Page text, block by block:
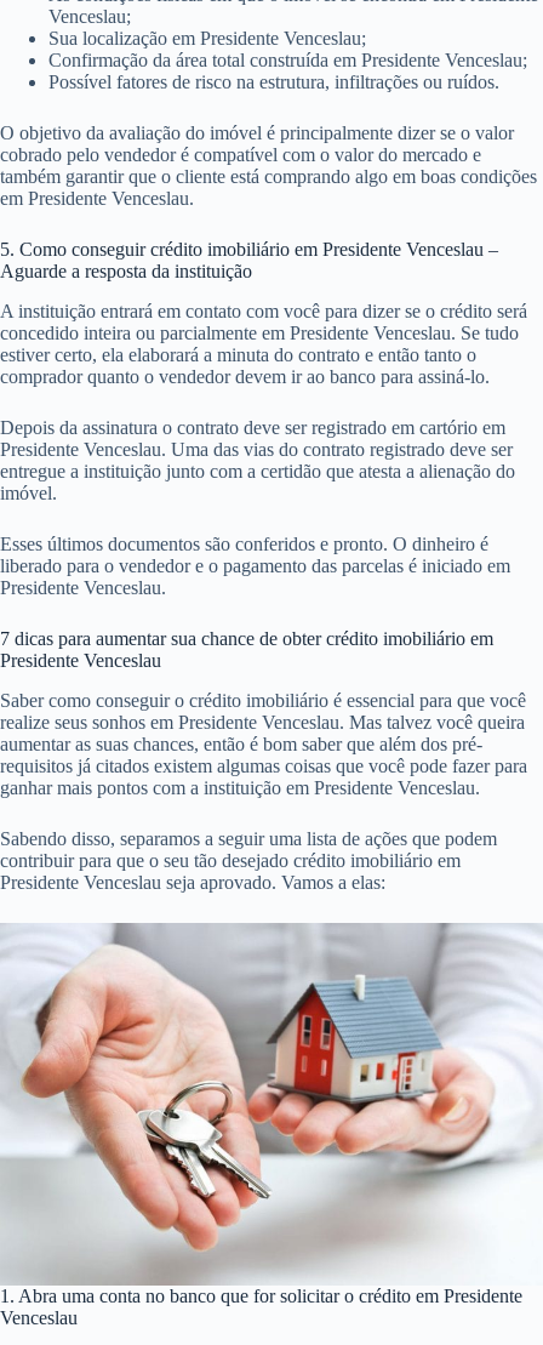
Venceslau;
Sua localização em Presidente Venceslau;
Confirmação da área total construída em Presidente Venceslau;
Possível fatores de risco na estrutura, infiltrações ou ruídos.
O objetivo da avaliação do imóvel é principalmente dizer se o valor
cobrado pelo vendedor é compatível com o valor do mercado e
também garantir que o cliente está comprando algo em boas condições
em Presidente Venceslau.
5. Como conseguir crédito imobiliário em Presidente Venceslau –
Aguarde a resposta da instituição
A instituição entrará em contato com você para dizer se o crédito será
concedido inteira ou parcialmente em Presidente Venceslau. Se tudo
estiver certo, ela elaborará a minuta do contrato e então tanto o
comprador quanto o vendedor devem ir ao banco para assiná-lo.
Depois da assinatura o contrato deve ser registrado em cartório em
Presidente Venceslau. Uma das vias do contrato registrado deve ser
entregue a instituição junto com a certidão que atesta a alienação do
imóvel.
Esses últimos documentos são conferidos e pronto. O dinheiro é
liberado para o vendedor e o pagamento das parcelas é iniciado em
Presidente Venceslau.
7 dicas para aumentar sua chance de obter crédito imobiliário em
Presidente Venceslau
Saber como conseguir o crédito imobiliário é essencial para que você
realize seus sonhos em Presidente Venceslau. Mas talvez você queira
aumentar as suas chances, então é bom saber que além dos pré-
requisitos já citados existem algumas coisas que você pode fazer para
ganhar mais pontos com a instituição em Presidente Venceslau.
Sabendo disso, separamos a seguir uma lista de ações que podem
contribuir para que o seu tão desejado crédito imobiliário em
Presidente Venceslau seja aprovado. Vamos a elas:
1. Abra uma conta no banco que for solicitar o crédito em Presidente
Venceslau